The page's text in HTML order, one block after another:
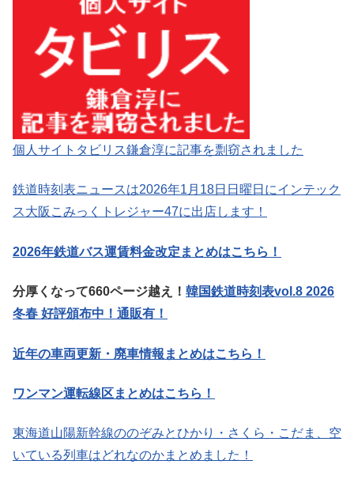
個人サイトタビリス鎌倉淳に記事を剽窃されました
鉄道時刻表ニュースは2026年1月18日日曜日にインテック
ス大阪こみっくトレジャー47に出店します！
2026年鉄道バス運賃料金改定まとめはこちら！
分厚くなって660ページ越え！ 韓国鉄道時刻表vol.8 2026
冬春 好評頒布中！通販有！
近年の車両更新・廃車情報まとめはこちら！
ワンマン運転線区まとめはこちら！
東海道山陽新幹線ののぞみとひかり・さくら・こだま、空
いている列車はどれなのかまとめました！